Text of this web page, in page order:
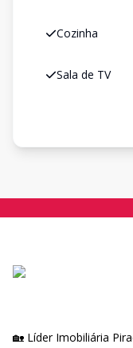
Cozinha
Sala de TV
🏡 Líder Imobiliária